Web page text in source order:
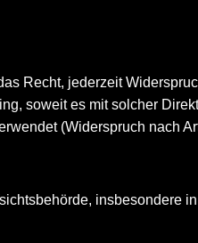
Recht, jederzeit
soweit es mit solcher
(Widerspruch nach
insbesondere